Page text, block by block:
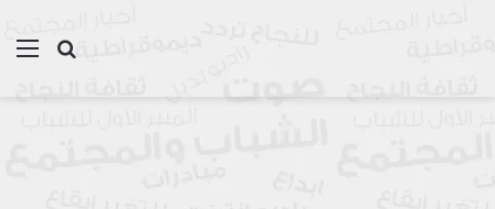
بحث